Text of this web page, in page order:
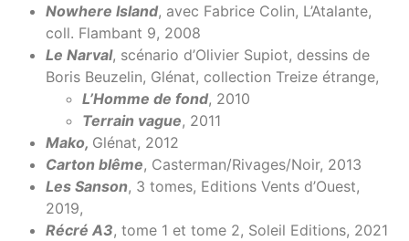
Nowhere Island, avec Fabrice Colin, L’Atalante,
coll. Flambant 9, 2008
Le Narval, scénario d’Olivier Supiot, dessins de
Boris Beuzelin, Glénat, collection Treize étrange,
L’Homme de fond, 2010
Terrain vague, 2011
Mako, Glénat, 2012
Carton blême, Casterman/Rivages/Noir, 2013
Les Sanson, 3 tomes, Editions Vents d’Ouest,
2019,
Récré A3, tome 1 et tome 2, Soleil Editions, 2021